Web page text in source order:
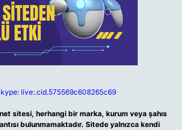
live:.cid.575569c608265c69
sitesi, herhangi bir marka, kurum veya şahıs
bulunmamaktadır. Sitede yalnızca kendi